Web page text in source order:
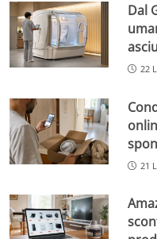
Dal
22
21